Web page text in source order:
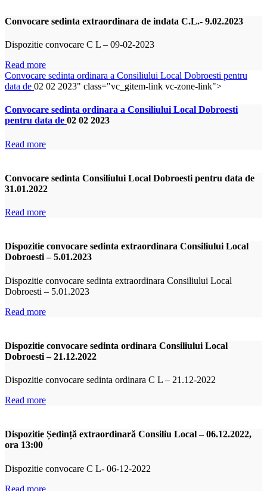
Convocare sedinta extraordinara de indata C.L.- 9.02.2023
Dispozitie convocare C L – 09-02-2023
Read more
Convocare sedinta ordinara a Consiliului Local Dobroesti pentru
data de 02 02 2023" class="vc_gitem-link vc-zone-link">
Convocare sedinta ordinara a Consiliului Local Dobroesti
pentru data de 02 02 2023
Read more
Convocare sedinta Consiliului Local Dobroesti pentru data de
31.01.2022
Read more
Dispozitie convocare sedinta extraordinara Consiliului Local
Dobroesti – 5.01.2023
Dispozitie convocare sedinta extraordinara Consiliului Local
Dobroesti – 5.01.2023
Read more
Dispozitie convocare sedinta ordinara Consiliului Local
Dobroesti – 21.12.2022
Dispozitie convocare sedinta ordinara C L – 21.12-2022
Read more
Dispozitie Ședință extraordinară Consiliu Local – 06.12.2022,
ora 13:00
Dispozitie convocare C L- 06-12-2022
Read more